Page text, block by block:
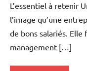
L’essentiel à retenir
l’image qu’une
de bons salariés.
management […]